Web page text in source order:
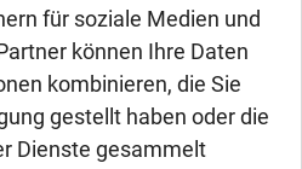
für soziale Medien und
können Ihre Daten
kombinieren, die Sie
gestellt haben oder die
Dienste gesammelt
im